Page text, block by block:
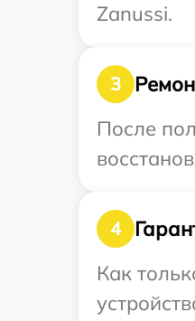
Zanussi.
3
После
4
Как